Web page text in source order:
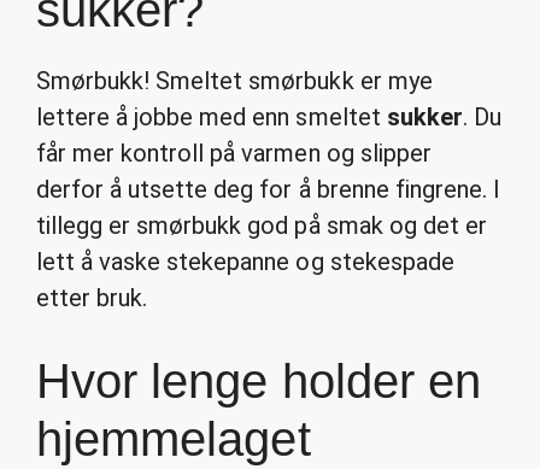
Smørbukk! Smeltet smørbukk er mye
lettere å jobbe med enn smeltet sukker. Du
får mer kontroll på varmen og slipper
derfor å utsette deg for å brenne fingrene. I
tillegg er smørbukk god på smak og det er
lett å vaske stekepanne og stekespade
etter bruk.
Hvor lenge holder en
hjemmelaget